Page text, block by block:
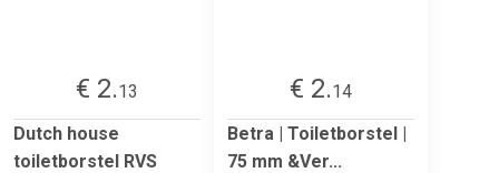
€ 2.13
Dutch house
toiletborstel RVS
€ 2.14
Betra | Toiletborstel |
75 mm &Ver...